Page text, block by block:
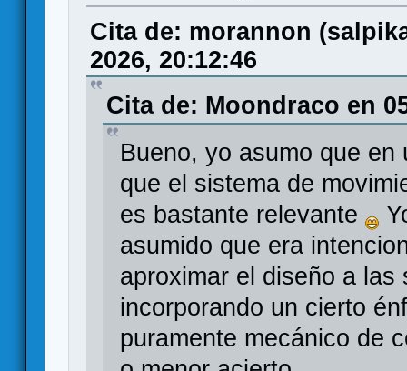
Cita de: morannon
2026, 20:12:46
Cita de: Moondraco en
Bueno, yo asumo que
que el sistema de
es bastante relevante
asumido que era
aproximar el diseño a
incorporando un cierto
puramente mecánico de